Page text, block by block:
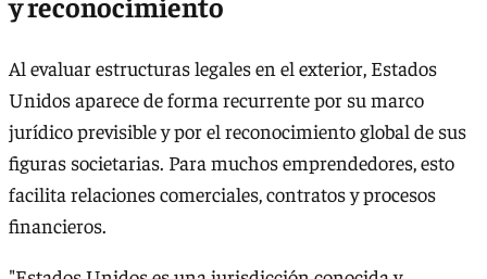
Al evaluar estructuras legales en el exterior, Estados
Unidos aparece de forma recurrente por su marco
jurídico previsible y por el reconocimiento global de sus
figuras societarias. Para muchos emprendedores, esto
facilita relaciones comerciales, contratos y procesos
financieros.